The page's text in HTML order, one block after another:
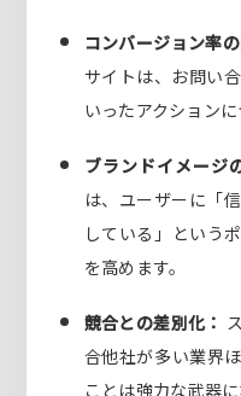
コンバージョン率の
サイトは、お問い
いったアクション
ブランドイメージ
は、ユーザーに「
している」という
を高めます。
競合との差別化：
合他社が多い業界
ことは強力な武器に